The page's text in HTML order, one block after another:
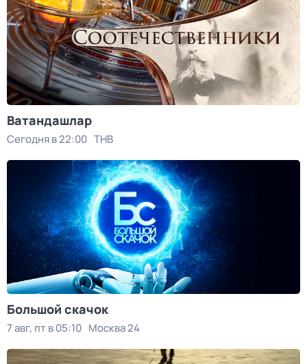
Ватандашлар
Сегодня в 22:00 ТНВ
Большой скачок
7 авг, пт в 05:10 Москва 24